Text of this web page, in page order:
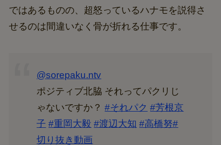
ではあるものの、超怒っているハナモを説得さ
せるのは間違いなく骨が折れる仕事です。
@sorepaku.ntv
ポジティブ北脇 それってパクリじ
ゃないですか？#それパク #芳根京
子 #重岡大毅 #渡辺大知 #高橋努#
切り抜き動画